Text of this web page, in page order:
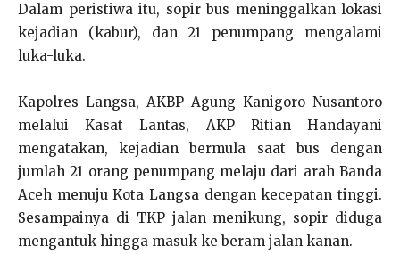
Dalam peristiwa itu, sopir bus meninggalkan lokasi
kejadian (kabur), dan 21 penumpang mengalami
luka-luka.
Kapolres Langsa, AKBP Agung Kanigoro Nusantoro
melalui Kasat Lantas, AKP Ritian Handayani
mengatakan, kejadian bermula saat bus dengan
jumlah 21 orang penumpang melaju dari arah Banda
Aceh menuju Kota Langsa dengan kecepatan tinggi.
Sesampainya di TKP jalan menikung, sopir diduga
mengantuk hingga masuk ke beram jalan kanan.